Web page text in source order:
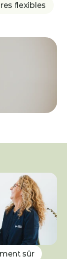
flexibles
sûr